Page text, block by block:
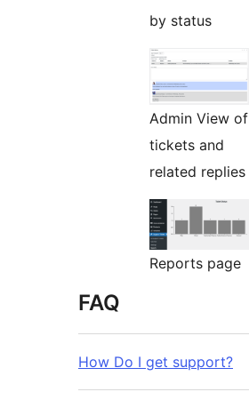
by status
Admin View of
tickets and
related replies
Reports page
FAQ
How Do I get support?